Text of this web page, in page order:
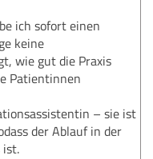
ich sofort einen
keine
wie gut die Praxis
Patientinnen
– sie ist
der Ablauf in der
ist.